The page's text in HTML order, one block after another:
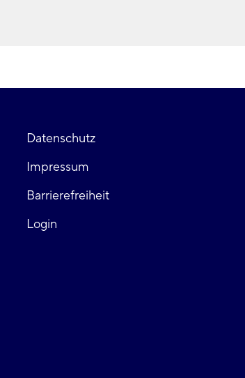
Fußzeile
links
Datenschutz
Impressum
Barrierefreiheit
Login